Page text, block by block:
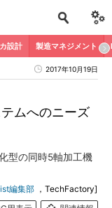
設計 製造マネジメント
2017年10月19日
ムへのニーズ
型の同時5軸加工機
編集部 ，TechFactory]